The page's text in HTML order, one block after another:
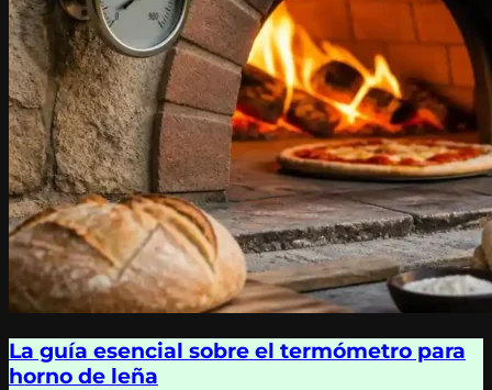
La guía esencial sobre el termómetro para
horno de leña